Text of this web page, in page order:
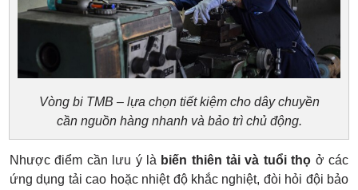
Vòng bi TMB – lựa chọn tiết kiệm cho dây chuyền
cần nguồn hàng nhanh và bảo trì chủ động.
Nhược điểm cần lưu ý là biến thiên tải và tuổi thọ ở các
ứng dụng tải cao hoặc nhiệt độ khắc nghiệt, đòi hỏi đội bảo